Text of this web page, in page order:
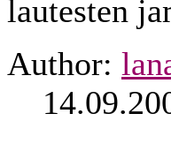
lautesten
Author: